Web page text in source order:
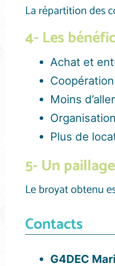
La répartition des
4- Les
Achat et
Moins
Plus de
5- Un
Le broyat obtenu
Contacts
G4DEC